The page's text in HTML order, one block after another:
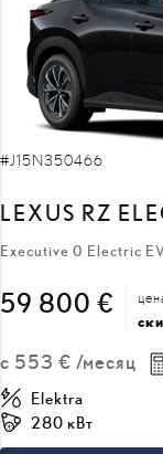
#J15N350466
LEXUS RZ
Executive 0 Electric
59 800 €
с 553 € /месяц
Elektra
280 кВт